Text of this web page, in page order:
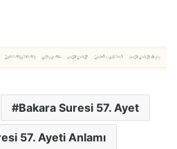
Bakara Suresi 57. Ayet
57. Ayeti Anlamı